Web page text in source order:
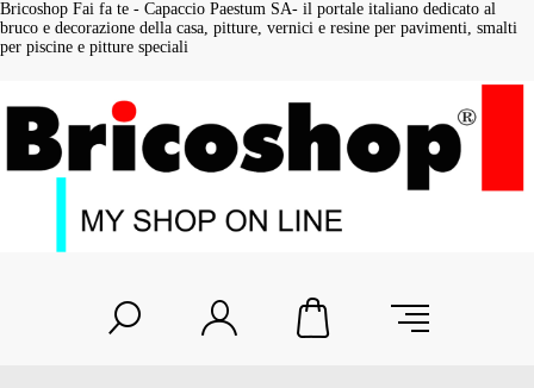
Bricoshop Fai fa te - Capaccio Paestum SA- il portale italiano dedicato al
bruco e decorazione della casa, pitture, vernici e resine per pavimenti, smalti
per piscine e pitture speciali